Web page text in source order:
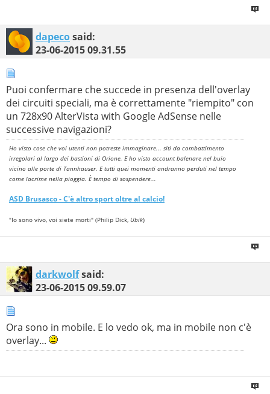
dapecosaid:
23-06-201509.31.55
Puoi confermare che succede in presenza dell'overlay
dei circuiti speciali, ma è correttamente "riempito" con
un 728x90 AlterVista with Google AdSense nelle
successive navigazioni?
Ho visto cose che voi utenti non potreste immaginare... siti da combattimento
irregolari al largo dei bastioni di Orione. E ho visto account balenare nel buio
vicino alle porte di Tannhauser. E tutti quei momenti andranno perduti nel tempo
come lacrime nella pioggia. È tempo di sospendere...
ASD Brusasco- C'è altro sport oltre al calcio!
"Io sono vivo, voi siete morti" (Philip Dick, Ubik)
darkwolfsaid:
23-06-201509.59.07
Ora sono in mobile. E lo vedo ok, ma in mobile non c'è
overlay...